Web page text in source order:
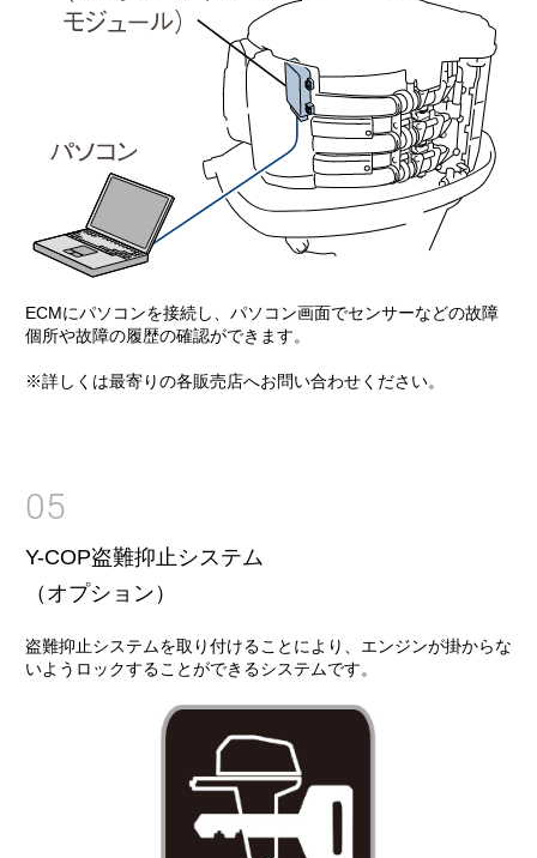
ECMにパソコンを接続し、パソコン画面でセンサーなどの故障
個所や故障の履歴の確認ができます。
※詳しくは最寄りの各販売店へお問い合わせください。
05
Y-COP盗難抑止システム
（オプション）
盗難抑止システムを取り付けることにより、エンジンが掛からな
いようロックすることができるシステムです。